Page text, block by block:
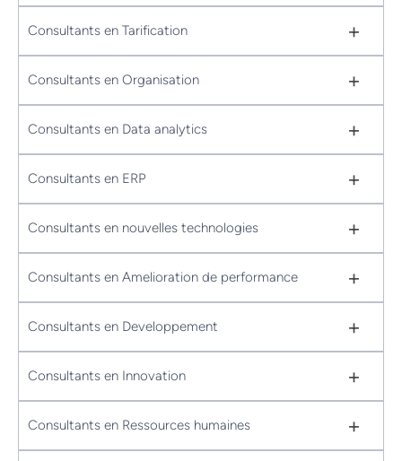
Consultants en Tarification +
Consultants en Organisation +
Consultants en Data analytics +
Consultants en ERP +
Consultants en nouvelles technologies +
Consultants en Amelioration de performance +
Consultants en Developpement +
Consultants en Innovation +
Consultants en Ressources humaines +